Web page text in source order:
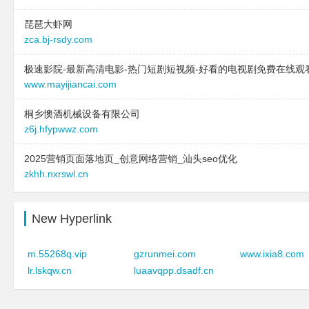
琵琶大虾网
zca.bj-rsdy.com
极速影院-最新高清电影-热门短剧短视频-好看的电视剧免费在线观
www.mayijiancai.com
桐乡懊酒机械设备有限公司
z6j.hfypwwz.com
2025营销页面落地页_创意网络营销_汕头seo优化
zkhh.nxrswl.cn
New Hyperlink
m.55268q.vip gzrunmei.com
www.ixia8.com
lr.lskqw.cn
luaavqpp.dsadf.cn